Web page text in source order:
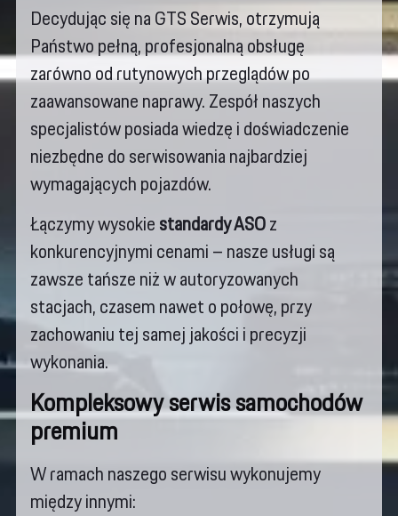
Decydując się na GTS Serwis, otrzymują
Państwo pełną, profesjonalną obsługę
zarówno od rutynowych przeglądów po
zaawansowane naprawy. Zespół naszych
specjalistów posiada wiedzę i doświadczenie
niezbędne do serwisowania najbardziej
wymagających pojazdów.
Łączymy wysokiestandardy ASOz
konkurencyjnymi cenami – nasze usługi są
zawsze tańsze niż w autoryzowanych
stacjach, czasem nawet o połowę, przy
zachowaniu tej samej jakości i precyzji
wykonania.
Kompleksowy serwis samochodów
premium
W ramach naszego serwisu wykonujemy
między innymi: